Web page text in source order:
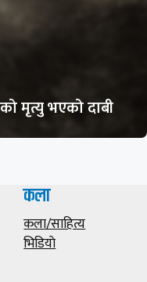
मृत्यु भएको दाबी
कला
कला/साहित्य
भिडियाे